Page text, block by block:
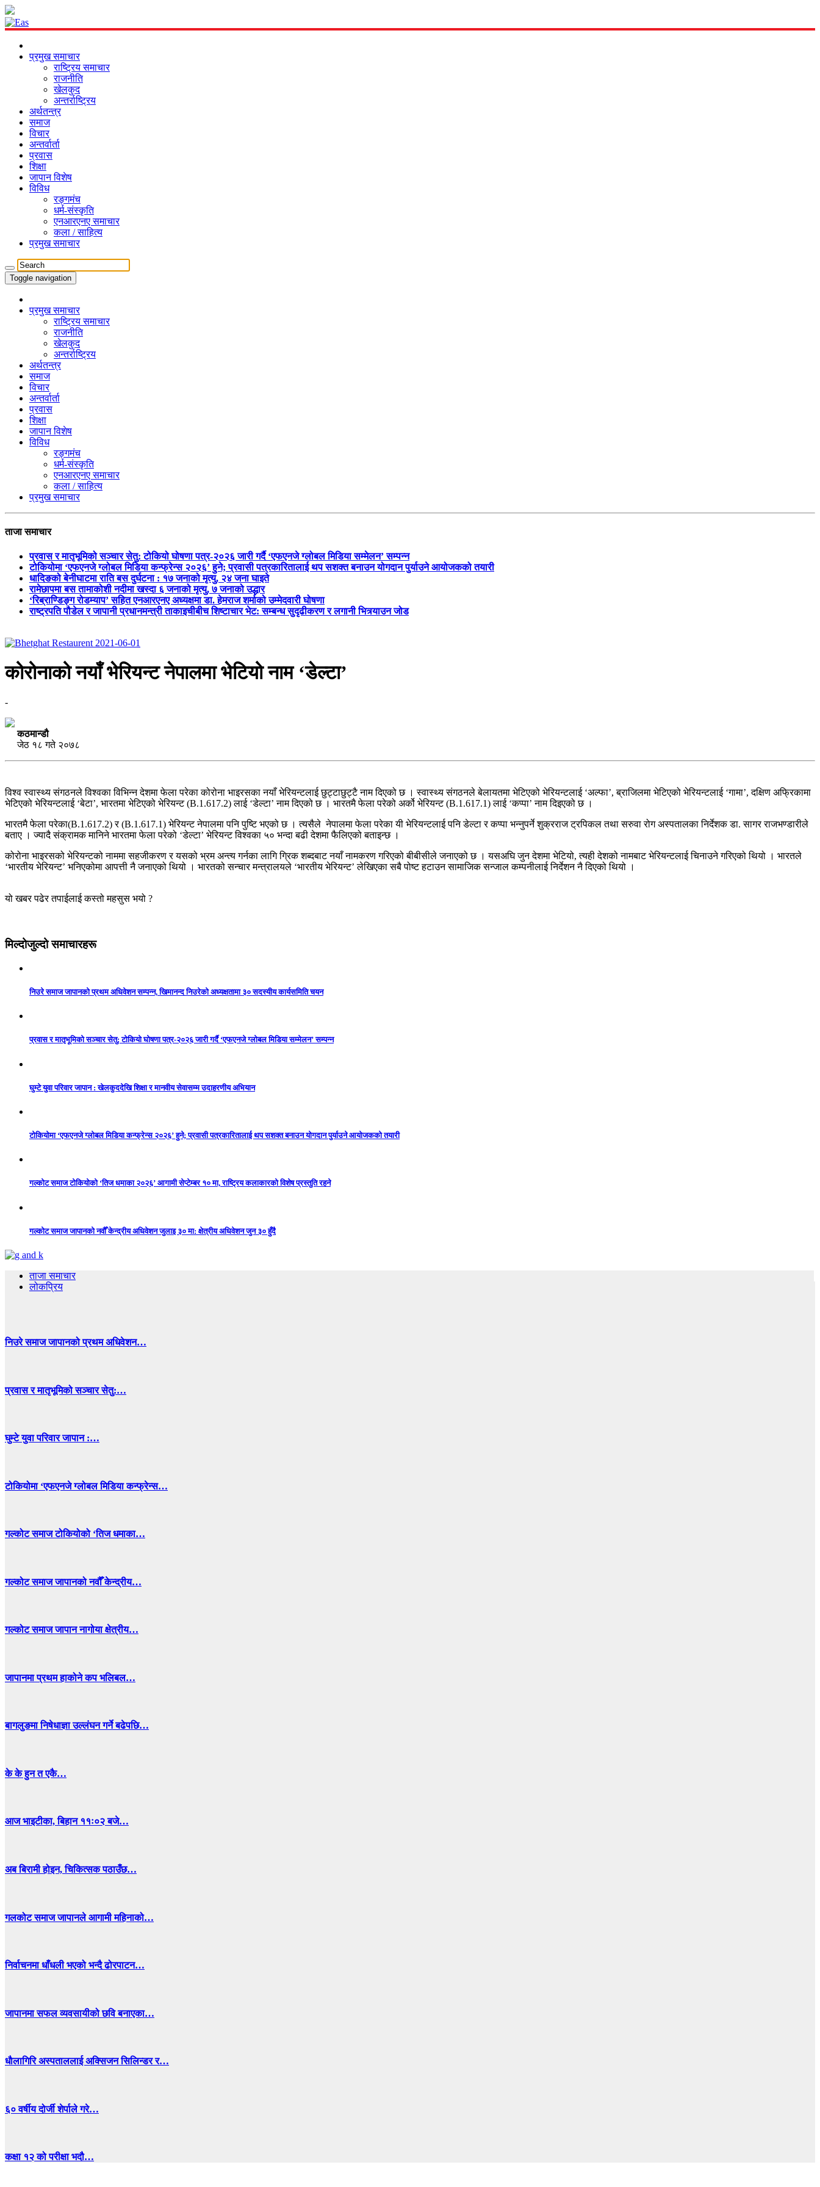
प्रमुख समाचार
राष्ट्रिय समाचार
राजनीति
खेलकुद
अन्तर्राष्ट्रिय
अर्थतन्त्र
समाज
विचार
अन्तर्वार्ता
प्रवास
शिक्षा
जापान विशेष
विविध
रङ्गमंच
धर्म-संस्कृति
एनआरएनए समाचार
कला / साहित्य
प्रमुख समाचार
Toggle navigation
प्रमुख समाचार
राष्ट्रिय समाचार
राजनीति
खेलकुद
अन्तर्राष्ट्रिय
अर्थतन्त्र
समाज
विचार
अन्तर्वार्ता
प्रवास
शिक्षा
जापान विशेष
विविध
रङ्गमंच
धर्म-संस्कृति
एनआरएनए समाचार
कला / साहित्य
प्रमुख समाचार
ताजा समाचार
प्रवास र मातृभूमिको सञ्चार सेतु: टोकियो घोषणा पत्र-२०२६ जारी गर्दै ‘एफएनजे ग्लोबल मिडिया सम्मेलन’ सम्पन्न
टोकियोमा ‘एफएनजे ग्लोबल मिडिया कन्फ्रेन्स २०२६’ हुने; प्रवासी पत्रकारितालाई थप सशक्त बनाउन योगदान पुर्याउने आयोजकको तयारी
धादिङको बेनीघाटमा राति बस दुर्घटना : १७ जनाको मृत्यु, २४ जना घाइते
रामेछापमा बस तामाकोशी नदीमा खस्दा ६ जनाको मृत्यु, ७ जनाको उद्धार
‘रिब्राण्डिङ्ग रोडम्याप’ सहित एनआरएनए अध्यक्षमा डा. हेमराज शर्माको उम्मेदवारी घोषणा
राष्ट्रपति पौडेल र जापानी प्रधानमन्त्री ताकाइचीबीच शिष्टाचार भेट: सम्बन्ध सुदृढीकरण र लगानी भित्र्याउन जोड
कोरोनाको नयाँ भेरियन्ट नेपालमा भेटियो नाम ‘डेल्टा’
-
कठमान्डौ
जेठ १८ गते २०७८
विश्व स्वास्थ्य संगठनले विश्वका विभिन्न देशमा फेला परेका कोरोना भाइरसका नयाँ भेरियन्टलाई छुट्टाछुट्टै नाम दिएको छ । स्वास्थ्य संगठनले बेलायतमा भेटिएको भेरियन्टलाई ‘अल्फा’, ब्राजिलमा भेटिएको भेरियन्टलाई ‘गामा’, दक्षिण अफ्रिकामा
भेटिएको भेरियन्टलाई ‘बेटा’, भारतमा भेटिएको भेरियन्ट (B.1.617.2) लाई ‘डेल्टा’ नाम दिएको छ । भारतमै फेला परेको अर्को भेरियन्ट (B.1.617.1) लाई ‘कप्पा’ नाम दिइएको छ ।
भारतमै फेला परेका(B.1.617.2) र (B.1.617.1) भेरियन्ट नेपालमा पनि पुष्टि भएको छ । त्यसैले नेपालमा फेला परेका यी भेरियन्टलाई पनि डेल्टा र कप्पा भन्नुपर्ने शुक्रराज ट्रपिकल तथा सरुवा रोग अस्पतालका निर्देशक डा‍. सागर राजभण्डारीले
बताए । ज्यादै संक्रामक मानिने भारतमा फेला परेको ‘डेल्टा’ भेरियन्ट विश्वका ५० भन्दा बढी देशमा फैलिएको बताइन्छ ।
कोरोना भाइरसको भेरियन्टको नाममा सहजीकरण र यसको भ्रम अन्त्य गर्नका लागि ग्रिक शब्दबाट नयाँ नामकरण गरिएको बीबीसीले जनाएको छ । यसअघि जुन देशमा भेटियो, त्यही देशको नामबाट भेरियन्टलाई चिनाउने गरिएको थियो । भारतले
‘भारतीय भेरियन्ट’ भनिएकोमा आपत्ती नै जनाएको थियो । भारतको सन्चार मन्त्रालयले ‘भारतीय भेरियन्ट’ लेखिएका सबै पोष्ट हटाउन सामाजिक सन्जाल कम्पनीलाई निर्देशन नै दिएको थियो ।
यो खबर पढेर तपाईलाई कस्तो महसुस भयो ?
मिल्दोजुल्दो समाचारहरू
निउरे समाज जापानको प्रथम अधिवेशन सम्पन्न, खिमानन्द निउरेको अध्यक्षतामा ३० सदस्यीय कार्यसमिति चयन
प्रवास र मातृभूमिको सञ्चार सेतु: टोकियो घोषणा पत्र-२०२६ जारी गर्दै ‘एफएनजे ग्लोबल मिडिया सम्मेलन’ सम्पन्न
घुम्टे युवा परिवार जापान : खेलकुददेखि शिक्षा र मानवीय सेवासम्म उदाहरणीय अभियान
टोकियोमा ‘एफएनजे ग्लोबल मिडिया कन्फ्रेन्स २०२६’ हुने; प्रवासी पत्रकारितालाई थप सशक्त बनाउन योगदान पुर्याउने आयोजकको तयारी
गल्कोट समाज टोकियोको ‘तिज धमाका २०२६’ आगामी सेप्टेम्बर १० मा, राष्ट्रिय कलाकारको विशेष प्रस्तुति रहने
गल्कोट समाज जापानको नवौँ केन्द्रीय अधिवेशन जुलाइ ३० मा: क्षेत्रीय अधिवेशन जुन ३० हुँदै
ताजा समाचार
लोकप्रिय
निउरे समाज जापानको प्रथम अधिवेशन…
प्रवास र मातृभूमिको सञ्चार सेतु:…
घुम्टे युवा परिवार जापान :…
टोकियोमा ‘एफएनजे ग्लोबल मिडिया कन्फ्रेन्स…
गल्कोट समाज टोकियोको ‘तिज धमाका…
गल्कोट समाज जापानको नवौँ केन्द्रीय…
गल्कोट समाज जापान नागोया क्षेत्रीय…
जापानमा प्रथम हाकोने कप भलिबल…
बागलुङमा निषेधाज्ञा उल्लंघन गर्ने बढेपछि…
के के हुन त एकै…
आज भाइटीका, बिहान ११ः०२ बजे…
अब बिरामी होइन, चिकित्सक पठाउँछ…
गलकोट समाज जापानले आगामी महिनाको…
निर्वाचनमा धाँधली भएको भन्दै ढोरपाटन…
जापानमा सफल व्यवसायीको छवि बनाएका…
धाैलागिरि अस्पताललाई अक्सिजन सिलिन्डर र…
६० वर्षीय दोर्जी शेर्पाले गरे…
कक्षा १२ को परीक्षा भदौ…